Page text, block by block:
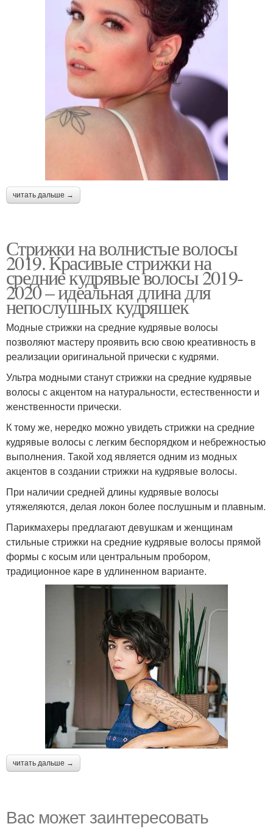
читать дальше →
Стрижки на волнистые волосы
2019. Красивые стрижки на
средние кудрявые волосы 2019-
2020 – идеальная длина для
непослушных кудряшек
Модные стрижки на средние кудрявые волосы
позволяют мастеру проявить всю свою креативность в
реализации оригинальной прически с кудрями.
Ультра модными станут стрижки на средние кудрявые
волосы с акцентом на натуральности, естественности и
женственности прически.
К тому же, нередко можно увидеть стрижки на средние
кудрявые волосы с легким беспорядком и небрежностью
выполнения. Такой ход является одним из модных
акцентов в создании стрижки на кудрявые волосы.
При наличии средней длины кудрявые волосы
утяжеляются, делая локон более послушным и плавным.
Парикмахеры предлагают девушкам и женщинам
стильные стрижки на средние кудрявые волосы прямой
формы с косым или центральным пробором,
традиционное каре в удлиненном варианте.
читать дальше →
Вас может заинтересовать